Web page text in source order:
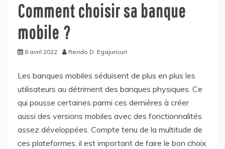
Comment choisir sa banque
mobile ?
8 avril 2022 Rerido D. Egajuricuri
Les banques mobiles séduisent de plus en plus les
utilisateurs au détriment des banques physiques. Ce
qui pousse certaines parmi ces dernières à créer
aussi des versions mobiles avec des fonctionnalités
assez développées. Compte tenu de la multitude de
ces plateformes, il est important de faire le bon choix